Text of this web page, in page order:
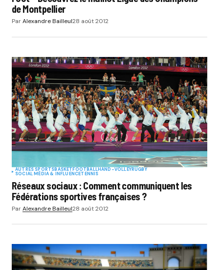
de Montpellier
ParAlexandre Bailleul28 août 2012
AUTRES SPORTSBASKETFOOTBALLHAND-VOLLEYRUGBY
SOCIAL MÉDIA & INFLUENCETENNIS
Réseaux sociaux : Comment communiquent les
Fédérations sportives françaises ?
ParAlexandre Bailleul28 août 2012